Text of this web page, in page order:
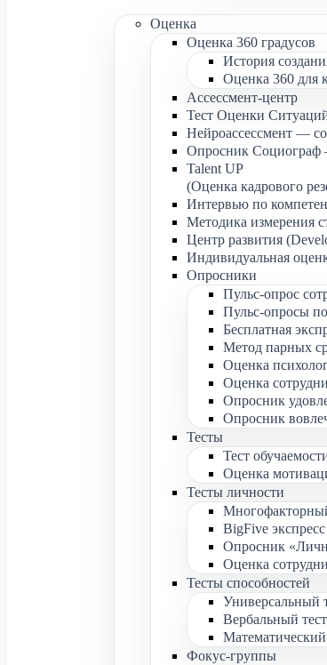
Оценка
Оценка 360 градусов
История
Оценка 360 для
Ассессмент-центр
Тест Оценки
Нейроассессмент —
Опросник
Talent UP
(Оценка кадрового
Интервью по
Методика измерения
Центр развития
Индивидуальная
Опросники
Пульс-опрос
Пульс-опросы
Бесплатная
Метод парных
Оценка
Оценка
Опросник
Опросник
Тесты
Тест
Оценка
Тесты личности
BigFive экспресс
Опросник
Оценка
Тесты способностей
Универсальный
Вербальный
Математический
Фокус-группы